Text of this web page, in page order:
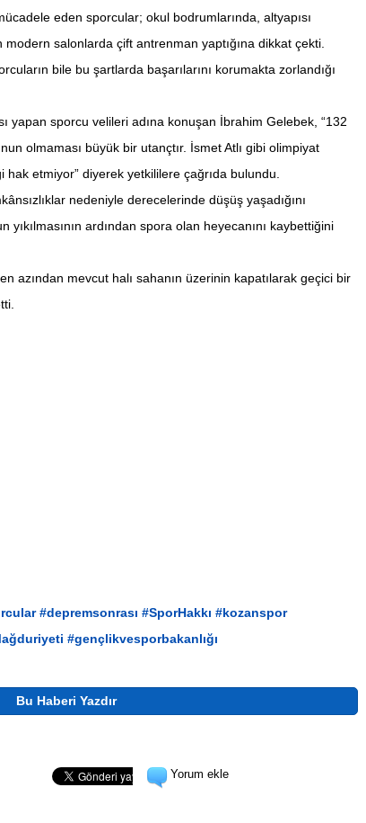
eden sporcular; okul bodrumlarında, altyapısı
salonlarda çift antrenman yaptığına dikkat çekti.
bile bu şartlarda başarılarını korumakta zorlandığı
yapan sporcu velileri adına konuşan İbrahim Gelebek, “132
olmaması büyük bir utançtır. İsmet Atlı gibi olimpiyat
etmiyor” diyerek yetkililere çağrıda bulundu.
nedeniyle derecelerinde düşüş yaşadığını
ardından spora olan heyecanını kaybettiğini
azından mevcut halı sahanın üzerinin kapatılarak geçici bir
#depremsonrası #SporHakkı #kozanspor
#gençlikvesporbakanlığı
Bu Haberi Yazdır
Yorum ekle